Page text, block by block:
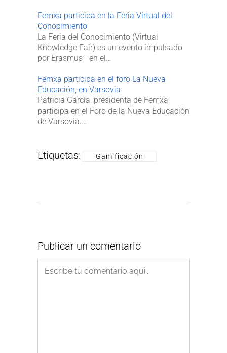
Femxa participa en la Feria Virtual del
Conocimiento
La Feria del Conocimiento (Virtual
Knowledge Fair) es un evento impulsado
por Erasmus+ en el…
Femxa participa en el foro La Nueva
Educación, en Varsovia
Patricia García, presidenta de Femxa,
participa en el Foro de la Nueva Educación
de Varsovia.…
Etiquetas: Gamificación
Publicar un comentario